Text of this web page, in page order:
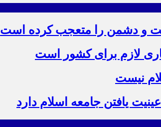
و دشمن را متعجب کرده است
لازم برای کشور است
نیست
یافتن جامعه اسلام دارد